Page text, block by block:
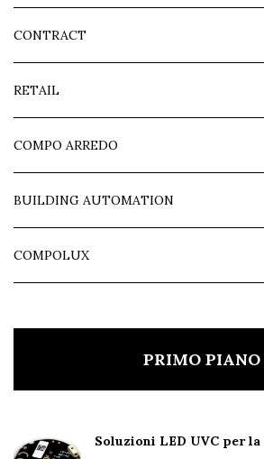
CONTRACT
RETAIL
COMPO ARREDO
BUILDING AUTOMATION
COMPOLUX
PRIMO PIANO
Soluzioni LED UVC per